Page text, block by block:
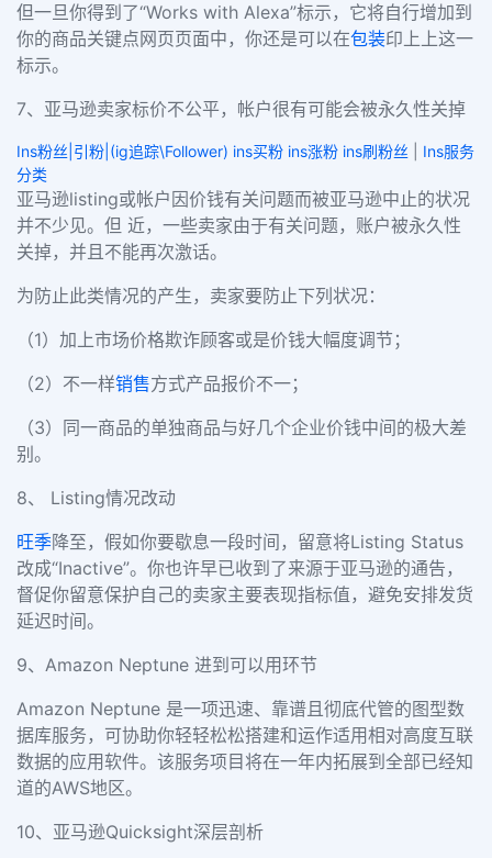
但一旦你得到了“Works with Alexa”标示，它将自行增加到
你的商品关键点网页页面中，你还是可以在包装印上上这一
标示。
7、亚马逊卖家标价不公平，帐户很有可能会被永久性关掉
Ins粉丝|引粉|(ig追踪\Follower) ins买粉 ins涨粉 ins刷粉丝
Ins服务
分类
亚马逊listing或帐户因价钱有关问题而被亚马逊中止的状况
并不少见。但 近，一些卖家由于有关问题，账户被永久性
关掉，并且不能再次激话。
为防止此类情况的产生，卖家要防止下列状况：
（1）加上市场价格欺诈顾客或是价钱大幅度调节；
（2）不一样销售方式产品报价不一；
（3）同一商品的单独商品与好几个企业价钱中间的极大差
别。
8、 Listing情况改动
旺季降至，假如你要歇息一段时间，留意将Listing Status
改成“Inactive”。你也许早已收到了来源于亚马逊的通告，
督促你留意保护自己的卖家主要表现指标值，避免安排发货
延迟时间。
9、Amazon Neptune 进到可以用环节
Amazon Neptune 是一项迅速、靠谱且彻底代管的图型数
据库服务，可协助你轻轻松松搭建和运作适用相对高度互联
数据的应用软件。该服务项目将在一年内拓展到全部已经知
道的AWS地区。
10、亚马逊Quicksight深层剖析